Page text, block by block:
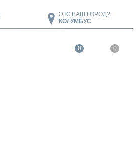
ЭТО ВАШ ГОРОД?
КОЛУМБУС
0 0